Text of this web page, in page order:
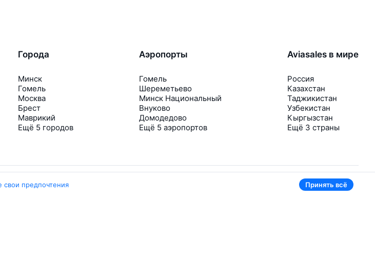
Города
Минск
Гомель
Москва
Брест
Маврикий
Ещё 5 городов
Аэропорты
Гомель
Шереметьево
Минск Национальный
Внуково
Домодедово
Ещё 5 аэропортов
Aviasales в мире
Россия
Казахстан
Таджикистан
Узбекистан
Кыргызстан
Ещё 3 страны
свои предпочтения Принять всё